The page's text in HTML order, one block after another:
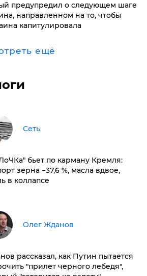
предупредил о следующем шаге
направленном на то, чтобы
капитулировала
ещё
Сеть
бьет по карману Кремля:
зерна −37,6 %, масла вдвое,
в коллапсе
Олег Жданов
рассказал, как Путин пытается
"прилет черного лебедя",